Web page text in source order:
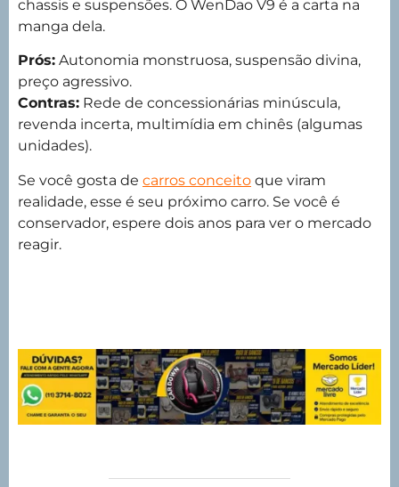
chassis e suspensões. O WenDao V9 é a carta na
manga dela.
Prós: Autonomia monstruosa, suspensão divina,
preço agressivo.
Contras: Rede de concessionárias minúscula,
revenda incerta, multimídia em chinês (algumas
unidades).
Se você gosta de carros conceito que viram
realidade, esse é seu próximo carro. Se você é
conservador, espere dois anos para ver o mercado
reagir.